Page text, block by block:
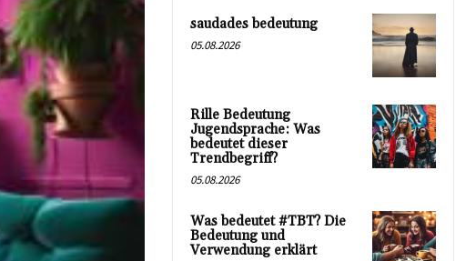
saudades bedeutung
05.08.2026
Rille Bedeutung
Jugendsprache: Was
bedeutet dieser
Trendbegriff?
05.08.2026
Was bedeutet #TBT? Die
Bedeutung und
Verwendung erklärt